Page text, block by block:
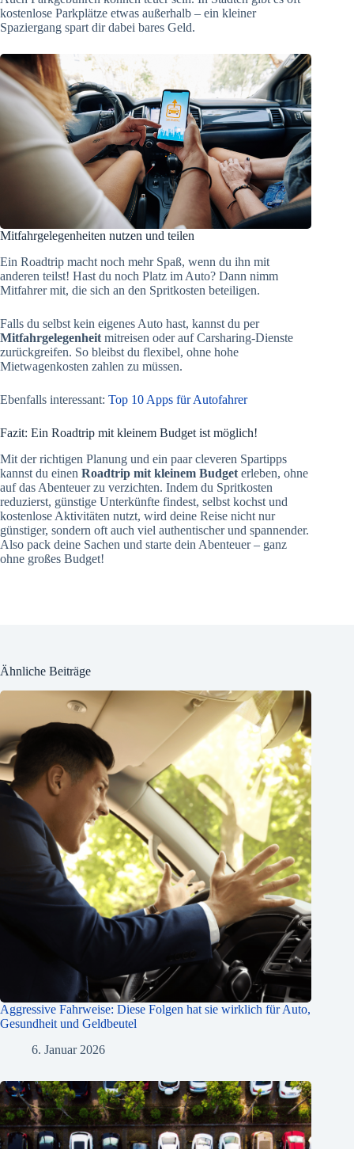
kostenlose Parkplätze etwas außerhalb – ein kleiner
Spaziergang spart dir dabei bares Geld.
Mitfahrgelegenheiten nutzen und teilen
Ein Roadtrip macht noch mehr Spaß, wenn du ihn mit
anderen teilst! Hast du noch Platz im Auto? Dann nimm
Mitfahrer mit, die sich an den Spritkosten beteiligen.
Falls du selbst kein eigenes Auto hast, kannst du per
Mitfahrgelegenheit mitreisen oder auf Carsharing-Dienste
zurückgreifen. So bleibst du flexibel, ohne hohe
Mietwagenkosten zahlen zu müssen.
Ebenfalls interessant: Top 10 Apps für Autofahrer
Fazit: Ein Roadtrip mit kleinem Budget ist möglich!
Mit der richtigen Planung und ein paar cleveren Spartipps
kannst du einen Roadtrip mit kleinem Budget erleben, ohne
auf das Abenteuer zu verzichten. Indem du Spritkosten
reduzierst, günstige Unterkünfte findest, selbst kochst und
kostenlose Aktivitäten nutzt, wird deine Reise nicht nur
günstiger, sondern oft auch viel authentischer und spannender.
Also pack deine Sachen und starte dein Abenteuer – ganz
ohne großes Budget!
Ähnliche Beiträge
Aggressive Fahrweise: Diese Folgen hat sie wirklich für Auto,
Gesundheit und Geldbeutel
6. Januar 2026